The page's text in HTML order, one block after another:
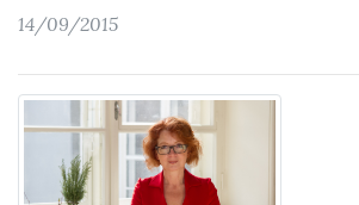
14/09/2015